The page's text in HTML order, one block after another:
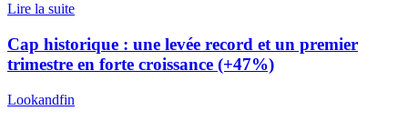
Lire la suite
Cap historique : une levée record et un premier
trimestre en forte croissance (+47%)
Lookandfin